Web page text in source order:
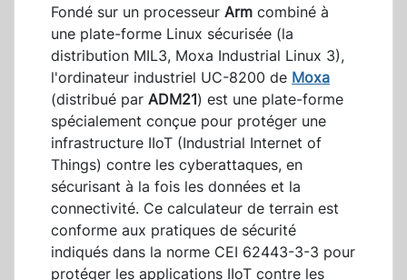
Fondé sur un processeur Arm combiné à
une plate-forme Linux sécurisée (la
distribution MIL3, Moxa Industrial Linux 3),
l'ordinateur industriel UC-8200 de Moxa
(distribué par ADM21) est une plate-forme
spécialement conçue pour protéger une
infrastructure IIoT (Industrial Internet of
Things) contre les cyberattaques, en
sécurisant à la fois les données et la
connectivité. Ce calculateur de terrain est
conforme aux pratiques de sécurité
indiqués dans la norme CEI 62443-3-3 pour
protéger les applications IIoT contre les